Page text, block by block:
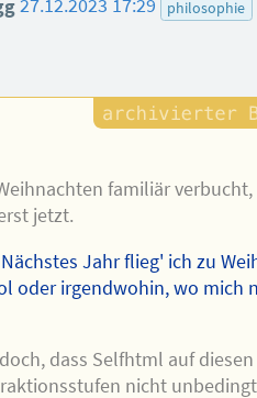
27.12.2023 17:29
philosophie
familiär
jetzt.
Jahr flieg' ich zu
oder irgendwohin, wo mich
dass Selfhtml auf diesen
nicht